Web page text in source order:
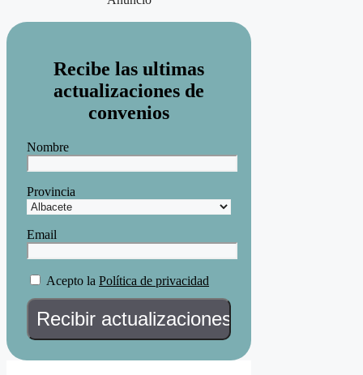
Recibe las ultimas
actualizaciones de
convenios
Nombre
Provincia
Email
Acepto la Política de privacidad